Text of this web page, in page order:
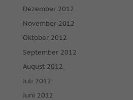
Dezember 2012
November 2012
Oktober 2012
September 2012
August 2012
Juli 2012
Juni 2012